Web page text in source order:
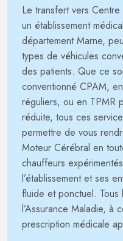
Le transfert vers
un établissement
département Marne,
types de véhicules
des patients. Que ce
conventionné CPAM,
réguliers, ou en TPMR
réduite, tous ces
permettre de vous
Moteur Cérébral en
chauffeurs
l’établissement et ses
fluide et ponctuel.
l’Assurance Maladie, à
prescription médicale